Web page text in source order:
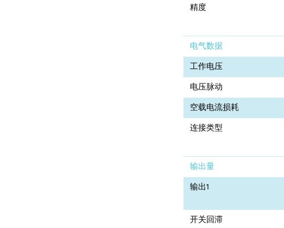
精度
电气数据
工作电压
电压脉动
空载电流损耗
连接类型
输出量
输出1
开关回滞